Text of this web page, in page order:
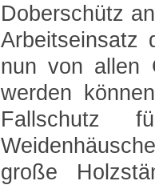
Doberschütz
Arbeitseinsatz
nun von allen
werden
Fallschutz
große